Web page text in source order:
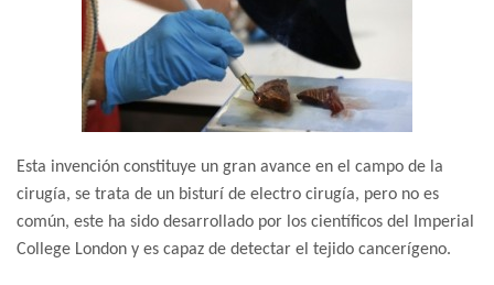
Esta invención constituye un gran avance en el campo de la
cirugía, se trata de un bisturí de electro cirugía, pero no es
común, este ha sido desarrollado por los científicos del Imperial
College London y es capaz de detectar el tejido cancerígeno.